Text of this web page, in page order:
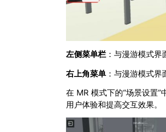
左侧菜单栏 ：与漫游模式界
右上角菜单 ：与漫游模式界
在 MR 模式下的“场景设置
用户体验和提高交互效果。